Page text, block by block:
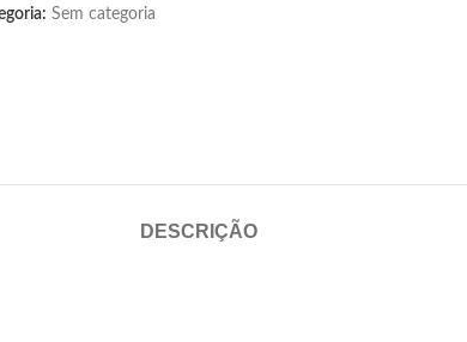
Sem categoria
DESCRIÇÃO